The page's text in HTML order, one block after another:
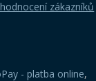
zákazníků
- platba online,